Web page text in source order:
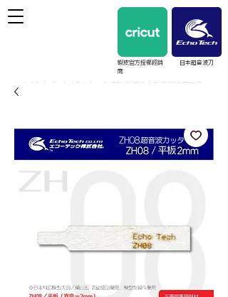
cricut / EchoTech / Prinker 台灣授權經銷｜教學與維護支援
蝦皮官方授權經銷
商
日本超音波刀